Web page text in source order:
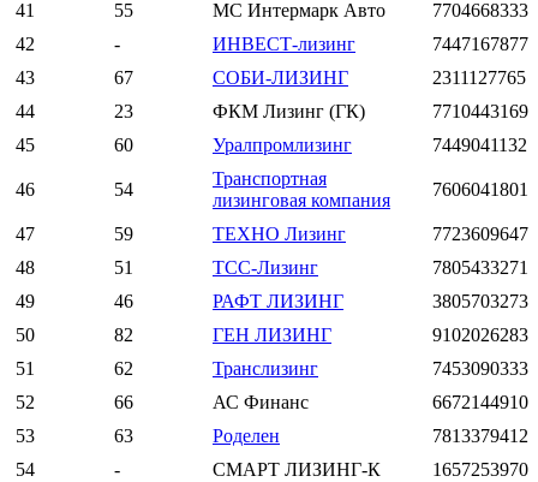
41 55 МС Интермарк Авто
7704668333
42
- ИНВЕСТ-лизинг
7447167877
43
67 СОБИ-ЛИЗИНГ
2311127765
44
23 ФКМ Лизинг (ГК)
7710443169
45
60 Уралпромлизинг 7449041132
46 54
Транспортная
лизинговая компания
7606041801
47 59 ТЕХНО Лизинг
7723609647
48
51 ТСС-Лизинг
7805433271
49
46 РАФТ ЛИЗИНГ
3805703273
50
82 ГЕН ЛИЗИНГ
9102026283
51
62 Транслизинг
7453090333
52
66 АС Финанс
6672144910
53
63 Роделен
7813379412
54
- СМАРТ ЛИЗИНГ-К
1657253970